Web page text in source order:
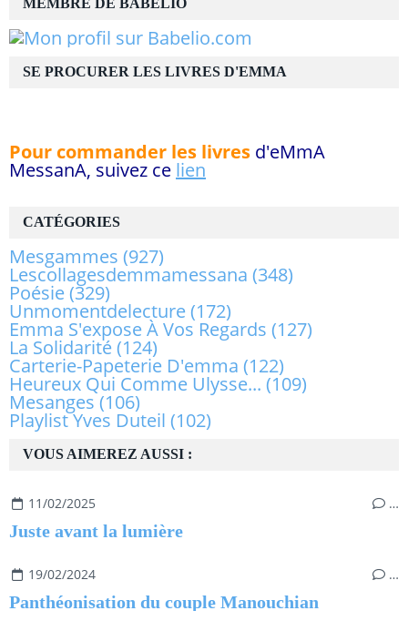
VOUS AIMEREZ AUSSI :
11/02/2025 …
Juste avant la lumière
19/02/2024 …
Panthéonisation du couple Manouchian
CATÉGORIES
Mesgammes (927)
Lescollagesdemmamessana (348)
Poésie(329)
Unmomentdelecture(172)
Emma S'expose À Vos Regards (127)
La Solidarité(124)
Carterie-Papeterie D'emma (122)
Heureux Qui Comme Ulysse... (109)
Mesanges (106)
Playlist Yves Duteil (102)
MEMBRE DE BABELIO
SE PROCURER LES LIVRES D'EMMA
Pour commander les livres d'eMmA
MessanA, suivez ce lien